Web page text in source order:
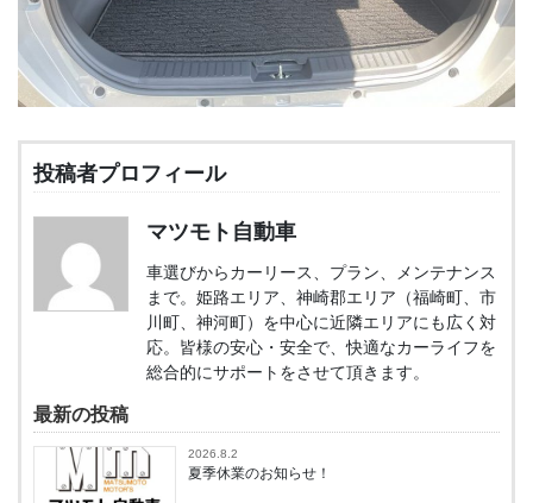
投稿者プロフィール
マツモト自動車
車選びからカーリース、プラン、メンテナンス
まで。姫路エリア、神崎郡エリア（福崎町、市
川町、神河町）を中心に近隣エリアにも広く対
応。皆様の安心・安全で、快適なカーライフを
総合的にサポートをさせて頂きます。
最新の投稿
2026.8.2
夏季休業のお知らせ！